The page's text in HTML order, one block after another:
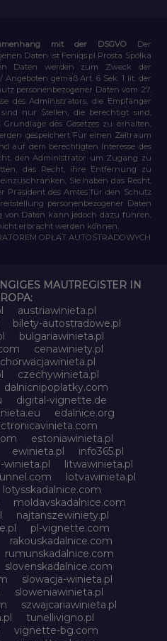
mit der DSGVO
Der
Daten ist Feniqs.pl Prosta Spółka
Daten werden zum Zweck der
gemäß Art. 6 Sek. 1 lit. der
personenbezogener Daten vom 27.
des Administrators, die Empfänger
nur Stellen, die berechtigt sind,
des Gesetzes zu erhalten,
gespeichert Für einen Zeitraum
auf dem berechtigten Interesse des
den Administrator um Zugang zu
das Recht, ihre Entfernung zu
Sie haben das Recht,
Präsident des Amtes für den Schutz
personenbezogener Daten
von Daten kann jedoch dazu führen,
erbracht werden können.
OPŁAT AUTOSTRADOWYCH
MAUTREGISTER IN
austriawinieta.pl
bilety-autostradowe.pl
bulgariawinieta.pl
cenawiniety.pl
chorwacjawinieta.pl
czechywinieta.pl
dalnicnipoplatky.com
digital-vignette.de
edalnice.org
estoniawinieta.pl
ewinieta.pl
info365.pl
winieta.pl
litwawinieta.pl
lotvawinieta.pl
lotysskadalnice.com
moldavskadalnice.com
najtanszewiniety.pl
pl-vignette.com
rakouskadalnice.com
rumunskadalnice.com
slovenskadalnice.com
slowacja-winieta.pl
sloweniawinieta.pl
szwajcariawinieta.pl
tunellivigno.pl
vignette-bg.com